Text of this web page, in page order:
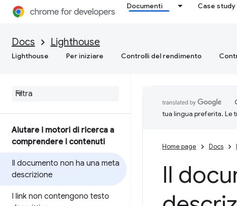
Documenti Case study
Docs Lighthouse
Lighthouse Per iniziare Controlli del rendimento
Aiutare i motori di ricerca a
comprendere i contenuti
Il documento non ha una meta
descrizione
I link non contengono testo
tua lingua preferita. Le
Home page Docs
Il